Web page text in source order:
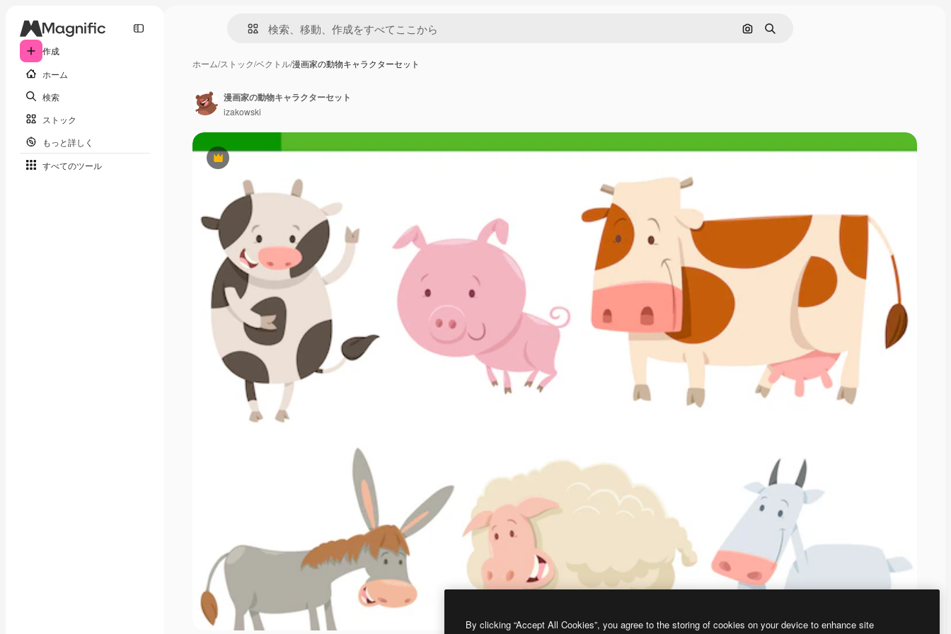
作成
ホーム
検索
ストック
もっと詳しく
すべてのツール
画像で検索
検索
ホーム/ストック/ベクトル/漫画家の動物キャラクターセット
Premium
漫画家の動物キャラクターセット
izakowski
By clicking “Accept All Cookies”, you agree to the storing of cookies on your device to enhance site